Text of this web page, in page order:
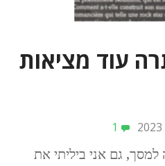
עוד מציאות
1
גם אני ביליתי את